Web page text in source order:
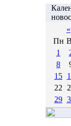
«
Пн
1
8
15
22
29